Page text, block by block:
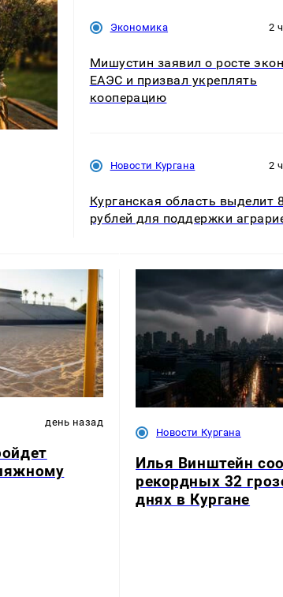
Экономика 2
Мишустин заявил о росте
ЕАЭС и призвал укреплять
кооперацию
Новости Кургана 2
Курганская область выделит
рублей для поддержки
день назад
Новости Кургана
Илья Винштейн
рекордных 32
днях в Кургане